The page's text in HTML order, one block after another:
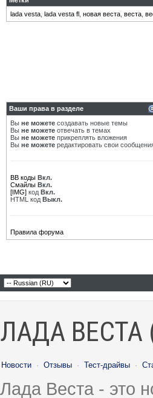
lada vesta lada vesta fl новая веста веста
Ваши права в разделе
Вы не можете создавать новые темы
Вы не можете отвечать в темах
Вы не можете прикреплять вложения
Вы не можете редактировать свои
BB коды Вкл.
Смайлы Вкл.
[IMG] код Вкл.
HTML код Выкл.
Правила форума
ЛАДА ВЕСТА
Новости · Отзывы · Тест-драйвы ·
Лада Веста - это